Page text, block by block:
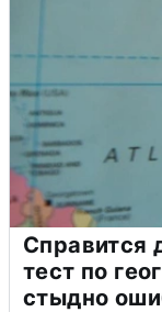
Справится
тест по
стыдно